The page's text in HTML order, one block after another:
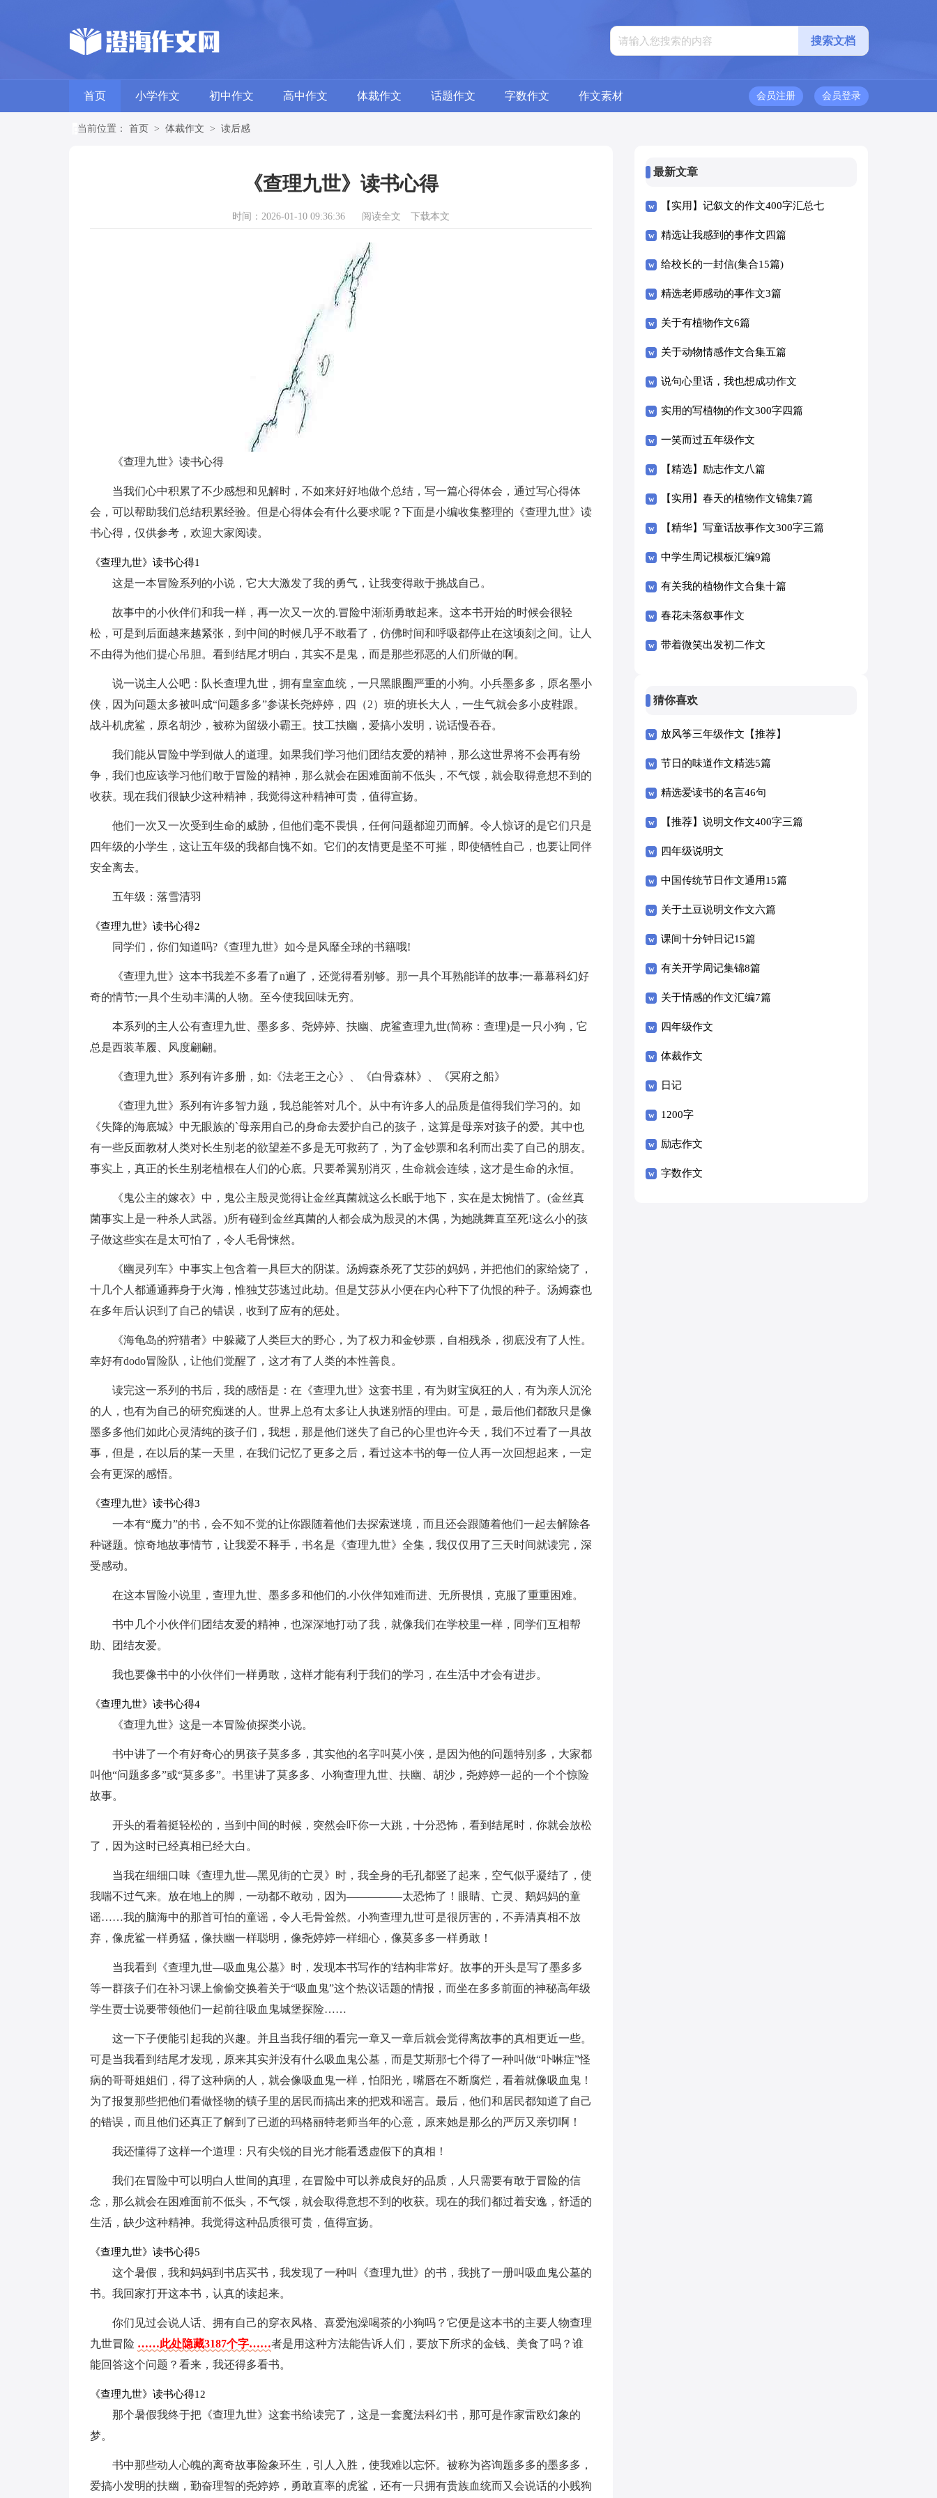
首页 小学作文 初中作文 高中作文 体裁作文 话题作文 字数作文 作文素材 会员登录
会员注册
当前位置： 首页 > 体裁作文 > 读后感
《查理九世》读书心得
时间：2026-01-10 09:36:36 阅读全文 下载本文
《查理九世》读书心得
当我们心中积累了不少感想和见解时，不如来好好地做个总结，写一篇心得体会，通过写心得体
会，可以帮助我们总结积累经验。但是心得体会有什么要求呢？下面是小编收集整理的《查理九世》读
书心得，仅供参考，欢迎大家阅读。
《查理九世》读书心得1
这是一本冒险系列的小说，它大大激发了我的勇气，让我变得敢于挑战自己。
故事中的小伙伴们和我一样，再一次又一次的.冒险中渐渐勇敢起来。这本书开始的时候会很轻
松，可是到后面越来越紧张，到中间的时候几乎不敢看了，仿佛时间和呼吸都停止在这顷刻之间。让人
不由得为他们提心吊胆。看到结尾才明白，其实不是鬼，而是那些邪恶的人们所做的啊。
说一说主人公吧：队长查理九世，拥有皇室血统，一只黑眼圈严重的小狗。小兵墨多多，原名墨小
侠，因为问题太多被叫成“问题多多”参谋长尧婷婷，四（2）班的班长大人，一生气就会多小皮鞋跟。
战斗机虎鲨，原名胡沙，被称为留级小霸王。技工扶幽，爱搞小发明，说话慢吞吞。
我们能从冒险中学到做人的道理。如果我们学习他们团结友爱的精神，那么这世界将不会再有纷
争，我们也应该学习他们敢于冒险的精神，那么就会在困难面前不低头，不气馁，就会取得意想不到的
收获。现在我们很缺少这种精神，我觉得这种精神可贵，值得宣扬。
他们一次又一次受到生命的威胁，但他们毫不畏惧，任何问题都迎刃而解。令人惊讶的是它们只是
四年级的小学生，这让五年级的我都自愧不如。它们的友情更是坚不可摧，即使牺牲自己，也要让同伴
安全离去。
五年级：落雪清羽
《查理九世》读书心得2
同学们，你们知道吗?《查理九世》如今是风靡全球的书籍哦!
《查理九世》这本书我差不多看了n遍了，还觉得看别够。那一具个耳熟能详的故事;一幕幕科幻好
奇的情节;一具个生动丰满的人物。至今使我回味无穷。
本系列的主人公有查理九世、墨多多、尧婷婷、扶幽、虎鲨查理九世(简称：查理)是一只小狗，它
总是西装革履、风度翩翩。
《查理九世》系列有许多册，如:《法老王之心》、《白骨森林》、《冥府之船》
《查理九世》系列有许多智力题，我总能答对几个。从中有许多人的品质是值得我们学习的。如
《失降的海底城》中无眼族的`母亲用自己的身命去爱护自己的孩子，这算是母亲对孩子的爱。其中也
有一些反面教材人类对长生别老的欲望差不多是无可救药了，为了金钞票和名利而出卖了自己的朋友。
事实上，真正的长生别老植根在人们的心底。只要希翼别消灭，生命就会连续，这才是生命的永恒。
《鬼公主的嫁衣》中，鬼公主殷灵觉得让金丝真菌就这么长眠于地下，实在是太惋惜了。(金丝真
菌事实上是一种杀人武器。)所有碰到金丝真菌的人都会成为殷灵的木偶，为她跳舞直至死!这么小的孩
子做这些实在是太可怕了，令人毛骨悚然。
《幽灵列车》中事实上包含着一具巨大的阴谋。汤姆森杀死了艾莎的妈妈，并把他们的家给烧了，
十几个人都通通葬身于火海，惟独艾莎逃过此劫。但是艾莎从小便在内心种下了仇恨的种子。汤姆森也
在多年后认识到了自己的错误，收到了应有的惩处。
《海龟岛的狩猎者》中躲藏了人类巨大的野心，为了权力和金钞票，自相残杀，彻底没有了人性。
幸好有dodo冒险队，让他们觉醒了，这才有了人类的本性善良。
读完这一系列的书后，我的感悟是：在《查理九世》这套书里，有为财宝疯狂的人，有为亲人沉沦
的人，也有为自己的研究痴迷的人。世界上总有太多让人执迷别悟的理由。可是，最后他们都敌只是像
墨多多他们如此心灵清纯的孩子们，我想，那是他们迷失了自己的心里也许今天，我们不过看了一具故
事，但是，在以后的某一天里，在我们记忆了更多之后，看过这本书的每一位人再一次回想起来，一定
会有更深的感悟。
《查理九世》读书心得3
一本有“魔力”的书，会不知不觉的让你跟随着他们去探索迷境，而且还会跟随着他们一起去解除各
种谜题。惊奇地故事情节，让我爱不释手，书名是《查理九世》全集，我仅仅用了三天时间就读完，深
受感动。
在这本冒险小说里，查理九世、墨多多和他们的.小伙伴知难而进、无所畏惧，克服了重重困难。
书中几个小伙伴们团结友爱的精神，也深深地打动了我，就像我们在学校里一样，同学们互相帮
助、团结友爱。
我也要像书中的小伙伴们一样勇敢，这样才能有利于我们的学习，在生活中才会有进步。
《查理九世》读书心得4
《查理九世》这是一本冒险侦探类小说。
书中讲了一个有好奇心的男孩子莫多多，其实他的名字叫莫小侠，是因为他的问题特别多，大家都
叫他“问题多多”或“莫多多”。书里讲了莫多多、小狗查理九世、扶幽、胡沙，尧婷婷一起的一个个惊险
故事。
开头的看着挺轻松的，当到中间的时候，突然会吓你一大跳，十分恐怖，看到结尾时，你就会放松
了，因为这时已经真相已经大白。
当我在细细口味《查理九世—黑见街的亡灵》时，我全身的毛孔都竖了起来，空气似乎凝结了，使
我喘不过气来。放在地上的脚，一动都不敢动，因为—————太恐怖了！眼睛、亡灵、鹅妈妈的童
谣……我的脑海中的那首可怕的童谣，令人毛骨耸然。小狗查理九世可是很厉害的，不弄清真相不放
弃，像虎鲨一样勇猛，像扶幽一样聪明，像尧婷婷一样细心，像莫多多一样勇敢！
当我看到《查理九世—吸血鬼公墓》时，发现本书写作的'结构非常好。故事的开头是写了墨多多
等一群孩子们在补习课上偷偷交换着关于“吸血鬼”这个热议话题的情报，而坐在多多前面的神秘高年级
学生贾士说要带领他们一起前往吸血鬼城堡探险……
这一下子便能引起我的兴趣。并且当我仔细的看完一章又一章后就会觉得离故事的真相更近一些。
可是当我看到结尾才发现，原来其实并没有什么吸血鬼公墓，而是艾斯那七个得了一种叫做“卟啉症”怪
病的哥哥姐姐们，得了这种病的人，就会像吸血鬼一样，怕阳光，嘴唇在不断腐烂，看着就像吸血鬼！
为了报复那些把他们看做怪物的镇子里的居民而搞出来的把戏和谣言。最后，他们和居民都知道了自己
的错误，而且他们还真正了解到了已逝的玛格丽特老师当年的心意，原来她是那么的严厉又亲切啊！
我还懂得了这样一个道理：只有尖锐的目光才能看透虚假下的真相！
我们在冒险中可以明白人世间的真理，在冒险中可以养成良好的品质，人只需要有敢于冒险的信
念，那么就会在困难面前不低头，不气馁，就会取得意想不到的收获。现在的我们都过着安逸，舒适的
生活，缺少这种精神。我觉得这种品质很可贵，值得宣扬。
《查理九世》读书心得5
这个暑假，我和妈妈到书店买书，我发现了一种叫《查理九世》的书，我挑了一册叫吸血鬼公墓的
书。我回家打开这本书，认真的读起来。
你们见过会说人话、拥有自己的穿衣风格、喜爱泡澡喝茶的小狗吗？它便是这本书的主要人物查理
九世冒险 ……此处隐藏3187个字……者是用这种方法能告诉人们，要放下所求的金钱、美食了吗？谁
能回答这个问题？看来，我还得多看书。
《查理九世》读书心得12
那个暑假我终于把《查理九世》这套书给读完了，这是一套魔法科幻书，那可是作家雷欧幻象的
梦。
书中那些动人心魄的离奇故事险象环生，引人入胜，使我难以忘怀。被称为咨询题多多的墨多多，
爱搞小发明的扶幽，勤奋理智的尧婷婷，勇敢直率的虎鲨，还有一只拥有贵族血统而又会说话的小贱狗
最新文章
【实用】记叙文的作文400字汇总七
篇
精选让我感到的事作文四篇
给校长的一封信(集合15篇)
精选老师感动的事作文3篇
关于有植物作文6篇
关于动物情感作文合集五篇
说句心里话，我也想成功作文
实用的写植物的作文300字四篇
一笑而过五年级作文
【精选】励志作文八篇
【实用】春天的植物作文锦集7篇
【精华】写童话故事作文300字三篇
中学生周记模板汇编9篇
有关我的植物作文合集十篇
春花未落叙事作文
带着微笑出发初二作文
猜你喜欢
放风筝三年级作文【推荐】
节日的味道作文精选5篇
精选爱读书的名言46句
【推荐】说明文作文400字三篇
四年级说明文
中国传统节日作文通用15篇
关于土豆说明文作文六篇
课间十分钟日记15篇
有关开学周记集锦8篇
关于情感的作文汇编7篇
四年级作文
体裁作文
日记
1200字
励志作文
字数作文